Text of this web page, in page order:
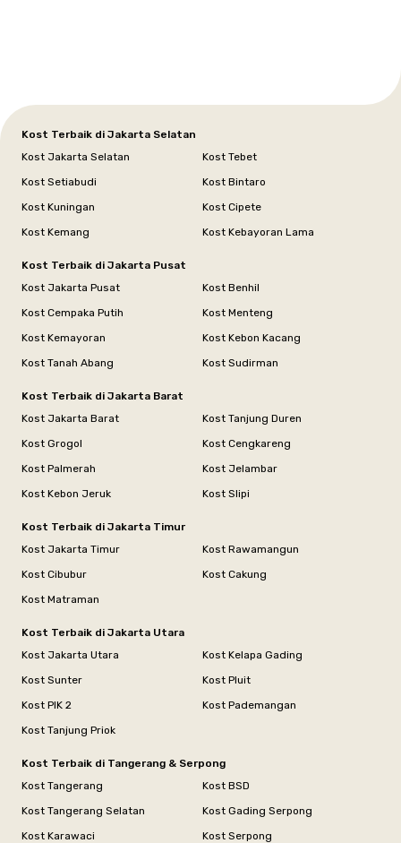
Kost Terbaik di Jakarta Selatan
Kost Jakarta Selatan
Kost Tebet
Kost Setiabudi
Kost Bintaro
Kost Kuningan
Kost Cipete
Kost Kemang
Kost Kebayoran Lama
Kost Terbaik di Jakarta Pusat
Kost Jakarta Pusat
Kost Benhil
Kost Cempaka Putih
Kost Menteng
Kost Kemayoran
Kost Kebon Kacang
Kost Tanah Abang
Kost Sudirman
Kost Terbaik di Jakarta Barat
Kost Jakarta Barat
Kost Tanjung Duren
Kost Grogol
Kost Cengkareng
Kost Palmerah
Kost Jelambar
Kost Kebon Jeruk
Kost Slipi
Kost Terbaik di Jakarta Timur
Kost Jakarta Timur
Kost Rawamangun
Kost Cibubur
Kost Cakung
Kost Matraman
Kost Terbaik di Jakarta Utara
Kost Jakarta Utara
Kost Kelapa Gading
Kost Sunter
Kost Pluit
Kost PIK 2
Kost Pademangan
Kost Tanjung Priok
Kost Terbaik di Tangerang & Serpong
Kost Tangerang
Kost BSD
Kost Tangerang Selatan
Kost Gading Serpong
Kost Karawaci
Kost Serpong